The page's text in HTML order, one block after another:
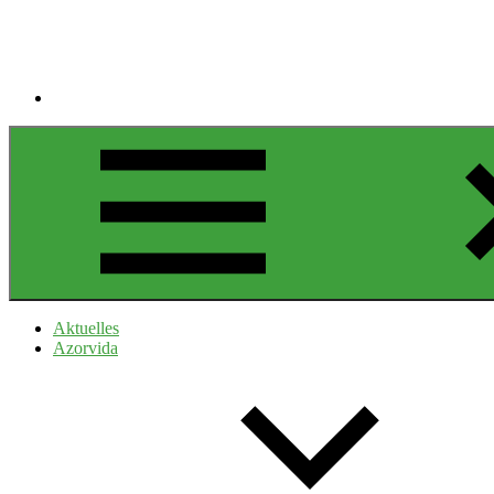
Aktuelles
Azorvida